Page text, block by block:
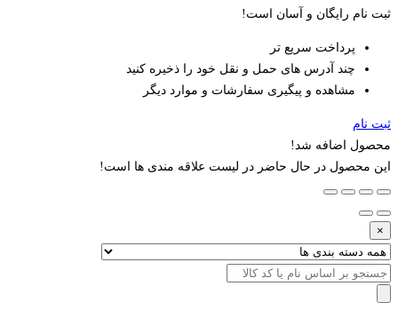
ثبت نام رایگان و آسان است!
پرداخت سریع تر
چند آدرس های حمل و نقل خود را ذخیره کنید
مشاهده و پیگیری سفارشات و موارد دیگر
ثبت نام
محصول اضافه شد!
این محصول در حال حاضر در لیست علاقه مندی ها است!
×
جستجو